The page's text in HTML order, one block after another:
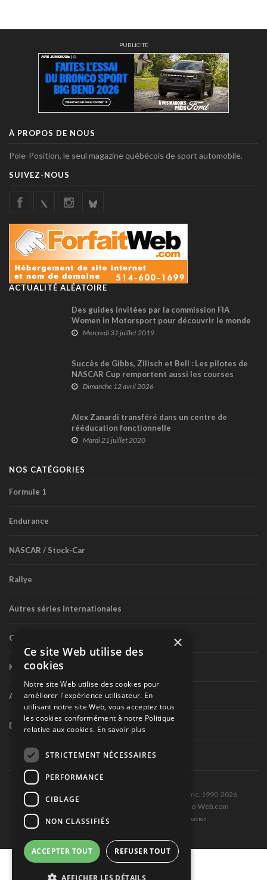
PUBLICITÉ
À PROPOS DE NOUS
Pole-Position, le seul magazine québécois de sport automobile.
SUIVEZ-NOUS
ACTUALITÉ ALÉATOIRE
Des guides invitées par la commission FIA
Women in Motorsport pour découvrir le monde
de la course au Toronto Indy
Mercredi 31 juillet 2019
Succès de Gibbs, Zilisch et Bell : Les pilotes de
NASCAR Cup remportent aussi les courses
O’Reilly et Craftsman Truck à Bristol !
Dimanche 12 avril 2026
Alex Zanardi transféré dans un centre de
rééducation fonctionnelle
Mardi 21 juillet 2020
NOS CATÉGORIES
Formule 1
Endurance
NASCAR / Stock-Car
Rallye
Autres séries internationales
Circuit routier canadien
Karting
Autres séries nationales
Divers
Tous droits réservés © Les Éditions Pole-Position inc. 1990-2026
Ce site est produit et hébergé par Montréal-Photo-Web.com
Politique de confidentialité et Conditions d’utilisation
×
Ce site Web utilise des
cookies
Notre site Web utilise des cookies pour
améliorer l'expérience utilisateur. En
utilisant notre site Web, vous acceptez tous
les cookies conformément à notre Politique
relative aux cookies. En savoir plus
STRICTEMENT NÉCESSAIRES
PERFORMANCE
CIBLAGE
NON CLASSIFIÉS
ACCEPTER TOUT REFUSER TOUT
AFFICHER LES DÉTAILS